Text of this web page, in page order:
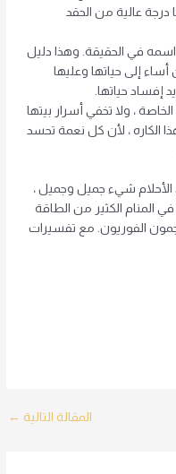
درجة عالية من الحقد
في الحقيقة. وهذا دليل
إلى حياتها وعليها
إفساد حياتها.
، ولا تخفي أسرار بيتها
الكاره ، لأن كل نعمة تحسد
الأحلام شيء جميل وجميل ،
المنام الكثير من الطاقة
الفوريون. مع تفسيرات
المقالة التالية ←